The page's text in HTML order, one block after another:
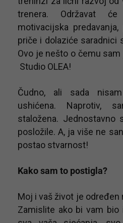
trenera. Održavat
motivacijska
priče i dolaziće saradnici
Ovo je nešto o čemu
Studio OLEA!
Čudno, ali sada
ushićena. Naprotiv,
staložena.
posložile. A, ja više ne
postao stvarnost!
Kako sam to postigla?
Moj i vaš život je određen
Zamislite ako bi vam bio